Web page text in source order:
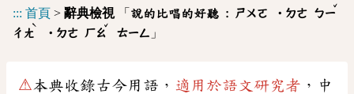
::: 首頁 > 辭典檢視「 說的比唱的好聽 : ㄕㄨㄛ ˙ㄉㄜ ㄅㄧ
ˇ
ㄔㄤ
ˋ
˙ㄉㄜ ㄏㄠ
ˇ
ㄊㄧㄥ 」
⚠本典收錄古今用語， 適用於語文研究者 ，中